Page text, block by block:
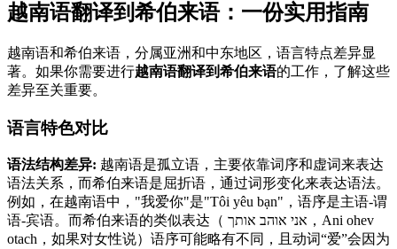
越南语翻译到希伯来语：一份实用指南
越南语和希伯来语，分属亚洲和中东地区，语言特点差异显
著。如果你需要进行越南语翻译到希伯来语的工作，了解这些
差异至关重要。
语言特色对比
语法结构差异: 越南语是孤立语，主要依靠词序和虚词来表达
语法关系，而希伯来语是屈折语，通过词形变化来表达语法。
例如，在越南语中，"我爱你"是"Tôi yêu bạn"，语序是主语-谓
语-宾语。而希伯来语的类似表达（ אני אוהב אותך‎，Ani ohev
otach，如果对女性说）语序可能略有不同，且动词“爱”会因为